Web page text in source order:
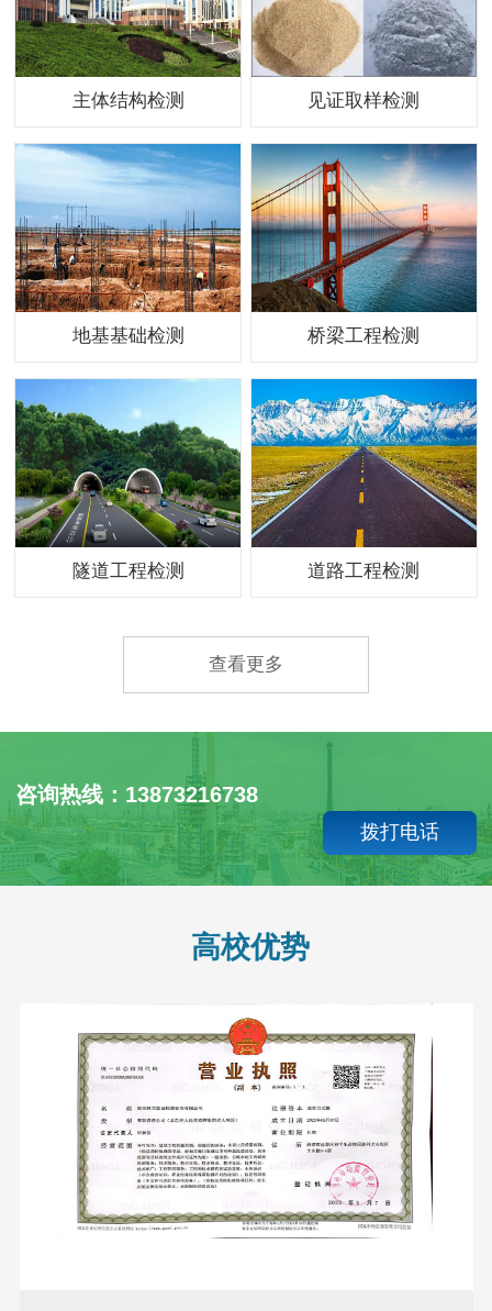
主体结构检测 见证取样检测
地基基础检测 桥梁工程检测
隧道工程检测 道路工程检测
查看更多
咨询热线：13873216738
拨打电话
高校优势